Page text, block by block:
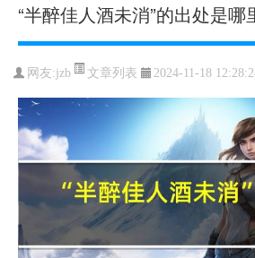
“半醉佳人酒未消”的出处是哪
网友:jzb 文章列表 2024-11-18